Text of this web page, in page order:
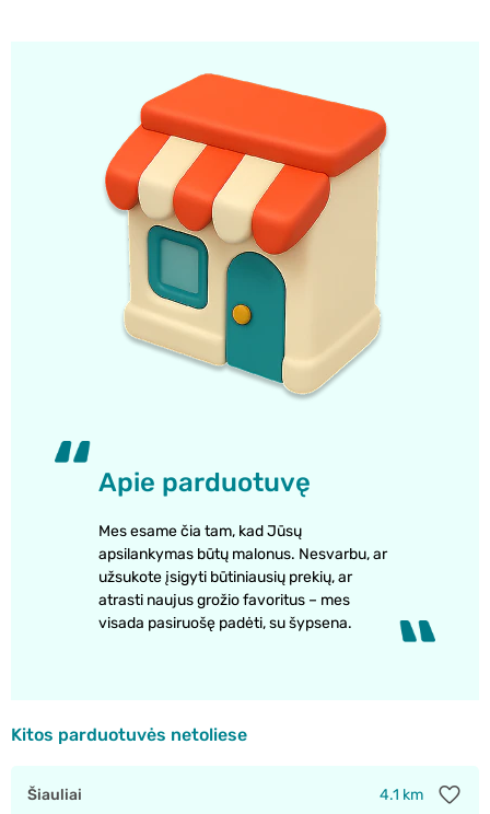
Apie parduotuvę
Mes esame čia tam, kad Jūsų
apsilankymas būtų malonus. Nesvarbu, ar
užsukote įsigyti būtiniausių prekių, ar
atrasti naujus grožio favoritus – mes
visada pasiruošę padėti, su šypsena.
Kitos parduotuvės netoliese
Šiauliai 4.1 km